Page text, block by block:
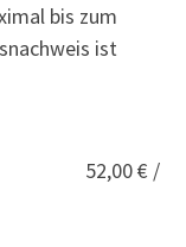
bis zum
ist
€ /